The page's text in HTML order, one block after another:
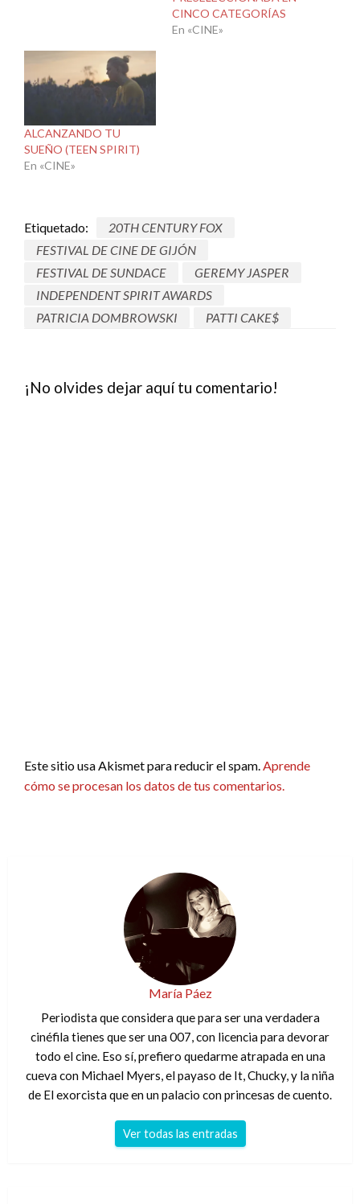
CINCO CATEGORÍAS
En «CINE»
ALCANZANDO TU
SUEÑO (TEEN SPIRIT)
En «CINE»
Etiquetado:
20TH CENTURY FOX
FESTIVAL DE CINE DE GIJÓN
FESTIVAL DE SUNDACE
GEREMY JASPER
INDEPENDENT SPIRIT AWARDS
PATRICIA DOMBROWSKI
PATTI CAKE$
¡No olvides dejar aquí tu comentario!
Este sitio usa Akismet para reducir el spam.Aprende
cómo se procesan los datos de tus comentarios.
María Páez
Periodista que considera que para ser una verdadera
cinéfila tienes que ser una 007, con licencia para devorar
todo el cine. Eso sí, prefiero quedarme atrapada en una
cueva con Michael Myers, el payaso de It, Chucky, y la niña
de El exorcista que en un palacio con princesas de cuento.
Ver todas las entradas